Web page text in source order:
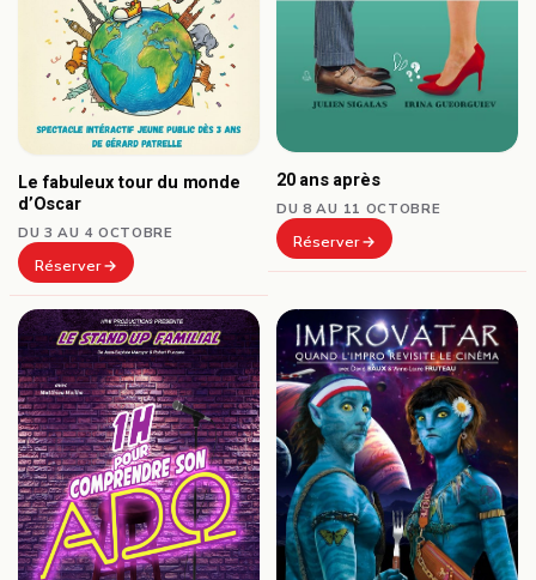
Le fabuleux tour du monde
d’Oscar
DU 3 AU 4 OCTOBRE
Réserver
20 ans après
DU 8 AU 11 OCTOBRE
Réserver